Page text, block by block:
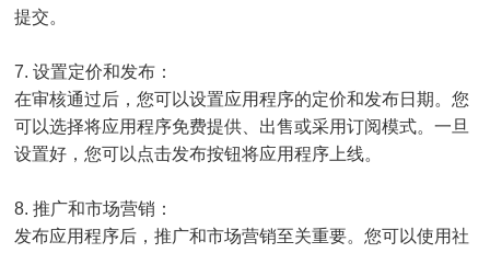
提交。
7. 设置定价和发布：
在审核通过后，您可以设置应用程序的定价和发布日期。您
可以选择将应用程序免费提供、出售或采用订阅模式。一旦
设置好，您可以点击发布按钮将应用程序上线。
8. 推广和市场营销：
发布应用程序后，推广和市场营销至关重要。您可以使用社